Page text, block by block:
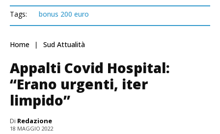
Tags: bonus 200 euro
Home Sud Attualità
Appalti Covid Hospital:
“Erano urgenti, iter
limpido”
Di Redazione
18 MAGGIO 2022